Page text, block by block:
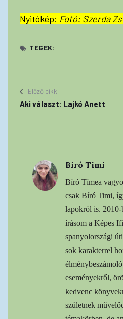
Nyitókép: Fotó: Szerda
TEGEK:
Előző cikk
Aki választ: Lajkó Anett
Bíró Timi
Bíró Tímea
csak Bíró Timi,
lapokról is. 2010-
írásom a Képes
spanyolországi
sok karakterrel
eseményekről,
kedvenc
születnek